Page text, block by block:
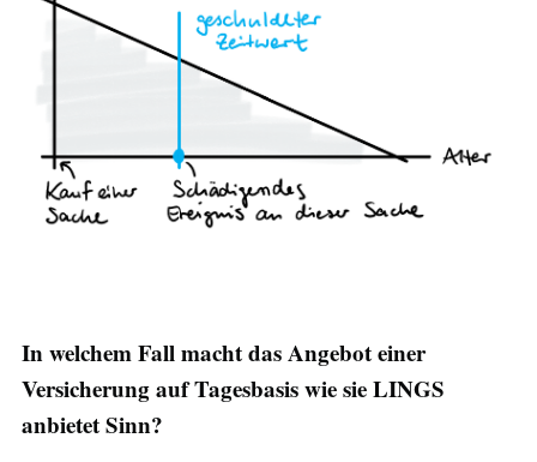
In welchem Fall macht das Angebot einer
Versicherung auf Tagesbasis wie sie LINGS
anbietet Sinn?